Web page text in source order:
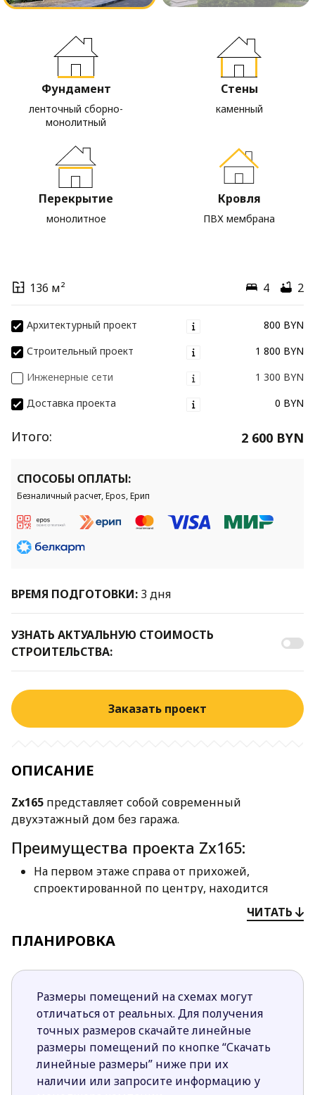
Фундамент
ленточный сборно-
монолитный
Стены
каменный
Перекрытие
монолитное
Кровля
ПВХ мембрана
136 м² 4 2
Архитектурный проект
800 BYN
Строительный проект
1 800 BYN
Инженерные сети
1 300 BYN
Доставка проекта
0 BYN
Итого: 2 600 BYN
СПОСОБЫ ОПЛАТЫ:
Безналичный расчет, Epos, Ерип
ВРЕМЯ ПОДГОТОВКИ: 3 дня
УЗНАТЬ АКТУАЛЬНУЮ СТОИМОСТЬ
СТРОИТЕЛЬСТВА:
Заказать проект
ОПИСАНИЕ
Zx165 представляет собой современный
двухэтажный дом без гаража.
Преимущества проекта Zx165:
На первом этаже справа от прихожей,
спроектированной по центру, находится
освещения, которому способствует
Со стороны сада находится гостиная с камином
в центре, который можно использовать и со
стороны террасы.
Дополнительная комната, отделенная
раздвижной дверью от гостиной, может
служить библиотекой, кабинетом или
комнатой для гостей.
Слева от прихожей спроектирован санузел с
ЧИТАТЬ
ПЛАНИРОВКА
Размеры помещений на схемах могут
отличаться от реальных. Для получения
точных размеров скачайте линейные
размеры помещений по кнопке “Скачать
линейные размеры” ниже при их
наличии или запросите информацию у